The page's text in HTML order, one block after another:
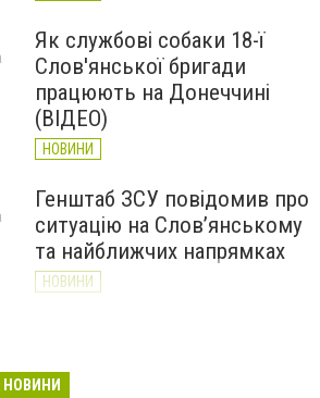
Як службові собаки 18-ї
Слов'янської бригади
працюють на Донеччині
(ВІДЕО)
НОВИНИ
Генштаб ЗСУ повідомив про
ситуацію на Слов’янському
та найближчих напрямках
НОВИНИ
великої війни: 7 серпня
НОВИНИ